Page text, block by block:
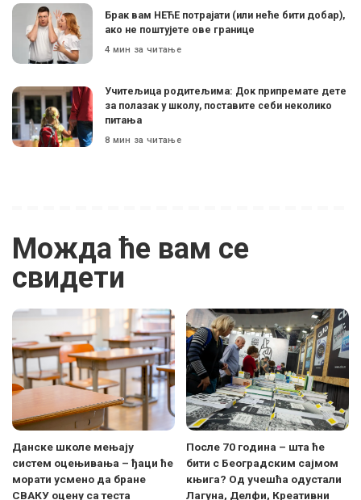
Брак вам НЕЋЕ потрајати (или неће бити добар),
ако не поштујете ове границе
4 мин за читање
Учитељица родитељима: Док припремате дете
за полазак у школу, поставите себи неколико
питања
8 мин за читање
Можда ће вам се
свидети
Данске школе мењају
систем оцењивања – ђаци ће
морати усмено да бране
СВАКУ оцену са теста
После 70 година – шта ће
бити с Београдским сајмом
књига? Од учешћа одустали
Лагуна, Делфи, Креативни